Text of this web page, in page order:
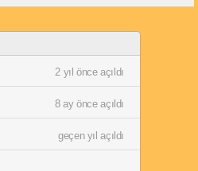
2 yıl önce açıldı
8 ay önce açıldı
geçen yıl açıldı